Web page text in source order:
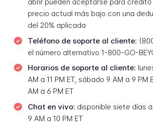
precio actual más bajo con una
del 20% aplicada
Teléfono de soporte al cliente:
el número alternativo 1-800-GO-
Horarios de soporte al cliente:
AM a 11 PM ET, sábado 9 AM a 9 PM
AM a 6 PM ET
Chat en vivo: disponible siete días
9 AM a 10 PM ET